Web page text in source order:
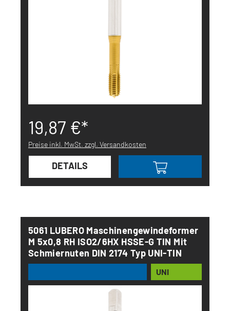
19,87 €*
Preise inkl. MwSt. zzgl. Versandkosten
DETAILS
5061 LUBERO Maschinengewindeformer
M 5x0,8 RH ISO2/6HX HSSE-G TIN Mit
Schmiernuten DIN 2174 Typ UNI-TIN
UNI